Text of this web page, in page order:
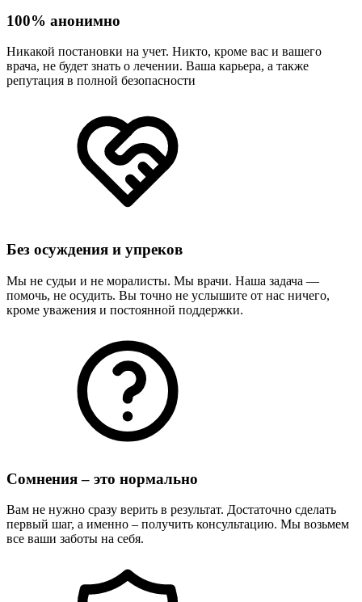
100% анонимно
Никакой постановки на учет. Никто, кроме вас и вашего
врача, не будет знать о лечении. Ваша карьера, а также
репутация в полной безопасности
Без осуждения и упреков
Мы не судьи и не моралисты. Мы врачи. Наша задача —
помочь, не осудить. Вы точно не услышите от нас ничего,
кроме уважения и постоянной поддержки.
Сомнения – это нормально
Вам не нужно сразу верить в результат. Достаточно сделать
первый шаг, а именно – получить консультацию. Мы возьмем
все ваши заботы на себя.